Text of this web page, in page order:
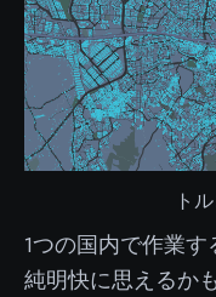
ト
1つの国内で作業
純明快に思えるか